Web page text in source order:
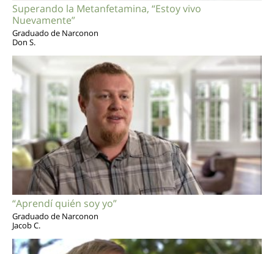
Superando la Metanfetamina, “Estoy vivo
Nuevamente”
Graduado de Narconon
Don S.
“Aprendí quién soy yo”
Graduado de Narconon
Jacob C.